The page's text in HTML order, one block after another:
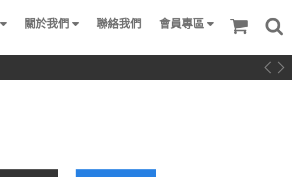
關於我們 聯絡我們 會員專區